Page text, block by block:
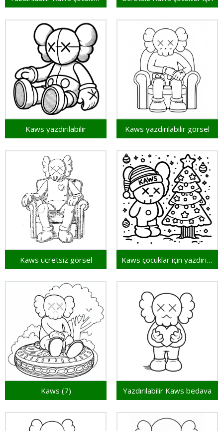
Kaws yazdırılabilir Kaws yazdırılabilir görsel
Kaws ücretsiz görsel Kaws çocuklar için yazdırılabilir
Kaws (7) Yazdırılabilir Kaws bedava